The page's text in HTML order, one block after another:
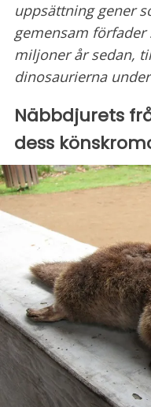
uppsättning gener
gemensam
miljoner år sedan,
dinosaurierna
Näbbdjurets
dess